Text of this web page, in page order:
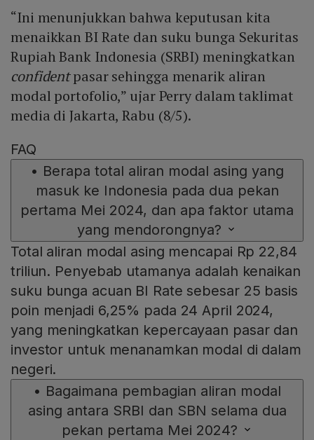
“Ini menunjukkan bahwa keputusan kita
menaikkan BI Rate dan suku bunga Sekuritas
Rupiah Bank Indonesia (SRBI) meningkatkan
confidentpasar sehingga menarik aliran
modal portofolio,” ujar Perry dalam taklimat
media di Jakarta, Rabu (8/5).
FAQ
• Berapa total aliran modal asing yang
masuk ke Indonesia pada dua pekan
pertama Mei 2024, dan apa faktor utama
yang mendorongnya?
Total aliran modal asing mencapai Rp 22,84
triliun. Penyebab utamanya adalah kenaikan
suku bunga acuan BI Rate sebesar 25 basis
poin menjadi 6,25% pada 24 April 2024,
yang meningkatkan kepercayaan pasar dan
investor untuk menanamkan modal di dalam
negeri.
• Bagaimana pembagian aliran modal
asing antara SRBI dan SBN selama dua
pekan pertama Mei 2024?